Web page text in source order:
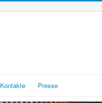
Kontakte Presse